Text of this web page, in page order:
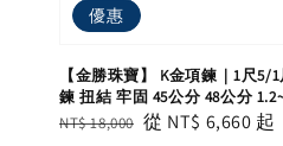
優惠
【金勝珠寶】 K金項鍊｜1尺5/
鍊 扭結 牢固 45公分 48公分
Regular
NT$ 18,000 Sale
從 NT$ 6,660 起